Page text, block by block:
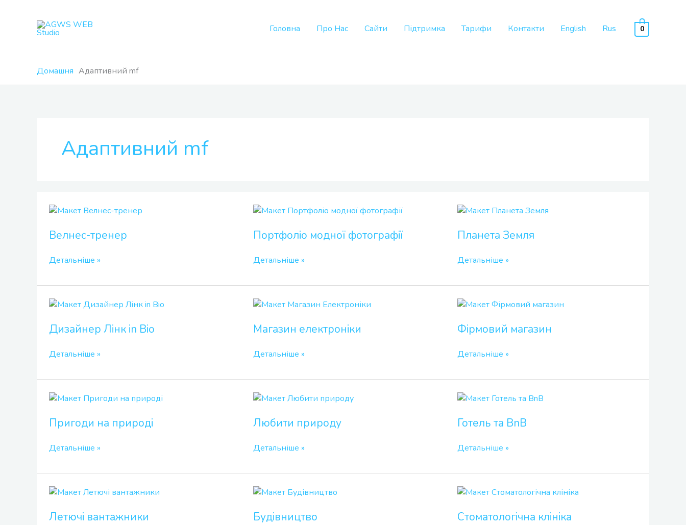
Головна Про Нас Сайти Підтримка Тарифи Контакти English Rus 0
Домашня Адаптивний mf
Адаптивний mf
Велнес-тренер
Велнес-
Детальніше »
Портфоліо модної фотографії
Портфоліо
фотографії
Детальніше »
Планета Земля
Планета
Детальніше »
Дизайнер Лінк in Bio
Дизайнер
in
Детальніше »
Магазин електроніки
Магазин
Детальніше »
Фірмовий магазин
Фірмовий
Детальніше »
Пригоди на природі
Пригоди
природі
Детальніше »
Любити природу
Любити
Детальніше »
Готель та BnB
Готель
BnB
Детальніше »
Летючі вантажники
Летючі
Будівництво
Будівництво
Стоматологічна клініка
Стоматологічна